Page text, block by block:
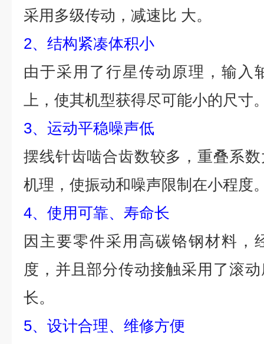
采用多级传动，减速比 大。
2、结构紧凑体积小
由于采用了行星传动原理，输入
上，使其机型获得尽可能小的尺寸
3、运动平稳噪声低
摆线针齿啮合齿数较多，重叠系
机理，使振动和噪声限制在小程度
4、使用可靠、寿命长
因主要零件采用高碳铬钢材料，
度，并且部分传动接触采用了滚
长。
5、设计合理、维修方便